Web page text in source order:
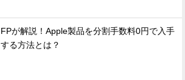
FPが解説！Apple製品を分割手数料0円で入手
する方法とは？